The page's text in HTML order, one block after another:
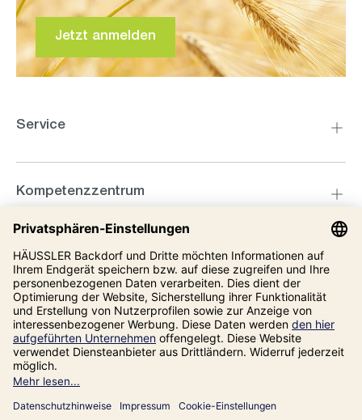
Jetzt anmelden
Service
Kompetenzzentrum
Informationen
Unsere Adresse